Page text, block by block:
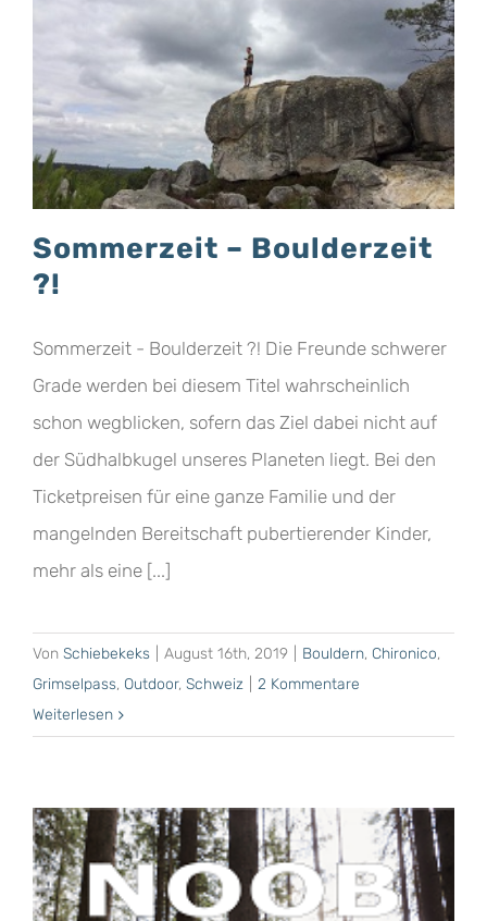
Sommerzeit – Boulderzeit
?!
Sommerzeit - Boulderzeit ?! Die Freunde schwerer
Grade werden bei diesem Titel wahrscheinlich
schon wegblicken, sofern das Ziel dabei nicht auf
der Südhalbkugel unseres Planeten liegt. Bei den
Ticketpreisen für eine ganze Familie und der
mangelnden Bereitschaft pubertierender Kinder,
mehr als eine [...]
Von Schiebekeks August 16th, 2019 Bouldern, Chironico,
Grimselpass, Outdoor, Schweiz
2 Kommentare
Weiterlesen